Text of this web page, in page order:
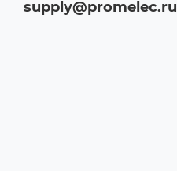
supply@promelec.ru